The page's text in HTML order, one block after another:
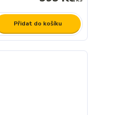
Přidat do košíku